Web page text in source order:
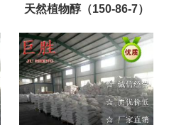
天然植物醇（150-86-7）